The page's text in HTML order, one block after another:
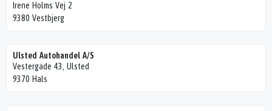
Irene Holms Vej 2
9380 Vestbjerg
Ulsted Autohandel A/S
Vestergade 43, Ulsted
9370 Hals